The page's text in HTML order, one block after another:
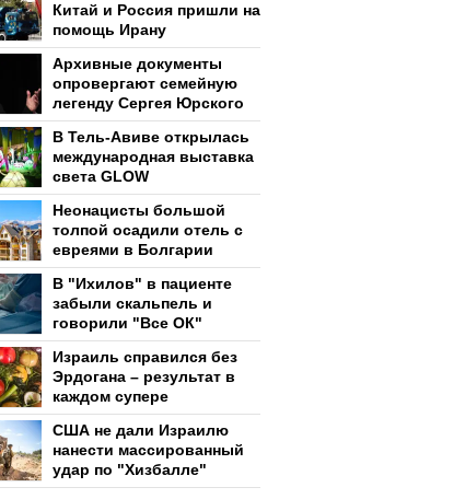
Китай и Россия пришли на
помощь Ирану
Архивные документы
опровергают семейную
легенду Сергея Юрского
В Тель-Авиве открылась
международная выставка
света GLOW
Неонацисты большой
толпой осадили отель с
евреями в Болгарии
В "Ихилов" в пациенте
забыли скальпель и
говорили "Все ОК"
Израиль справился без
Эрдогана – результат в
каждом супере
США не дали Израилю
нанести массированный
удар по "Хизбалле"